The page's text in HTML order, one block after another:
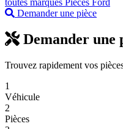
Demander une pièce
Demander une
Trouvez rapidement vos
1
Véhicule
2
Pièces